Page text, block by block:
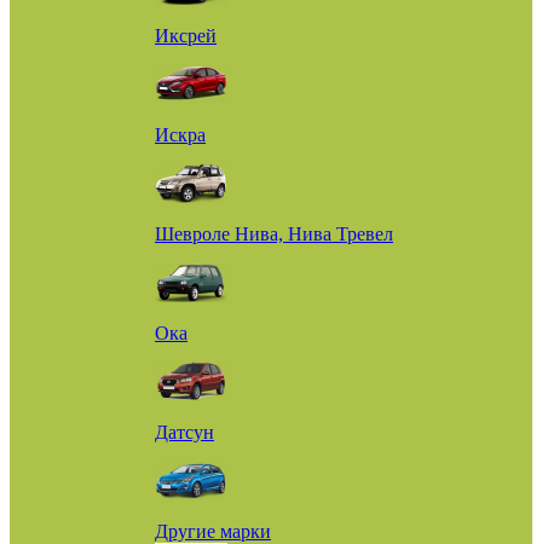
Иксрей
Искра
Шевроле Нива, Нива Тревел
Ока
Датсун
Другие марки